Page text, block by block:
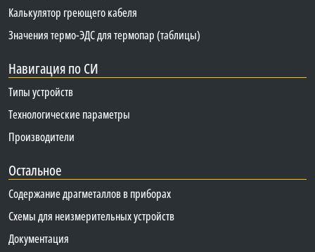
Калькулятор греющего кабеля
Значения термо-ЭДС для термопар (таблицы)
Навигация по СИ
Типы устройств
Технологические параметры
Производители
Остальное
Содержание драгметаллов в приборах
Схемы для неизмерительных устройств
Документация